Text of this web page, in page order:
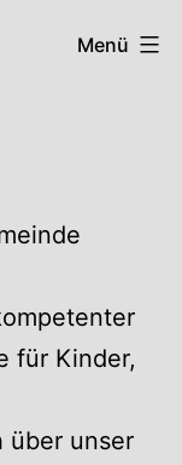
Menü
für Kinder,
über unser